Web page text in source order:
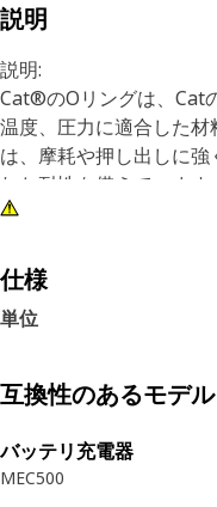
説明
説明:
Cat®のOリングは、Cat
温度、圧力に適合した
は、摩耗や押し出しに強
れた耐性を備えています
ール取り付け時のシール
当社のO-リングの寸法
切にフィットするよう
2500種類以上のサイズ
適なソリューションです
価な部品を漏れや汚染
保護しましょう。O-リ
の静的および動的ジョイ
仕様
単位
互換性のあるモデル
バッテリ充電器
MEC500